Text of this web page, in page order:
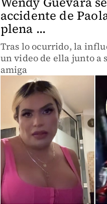
accidente de
plena ...
Tras lo ocurrido, la
un video de ella junto a
amiga